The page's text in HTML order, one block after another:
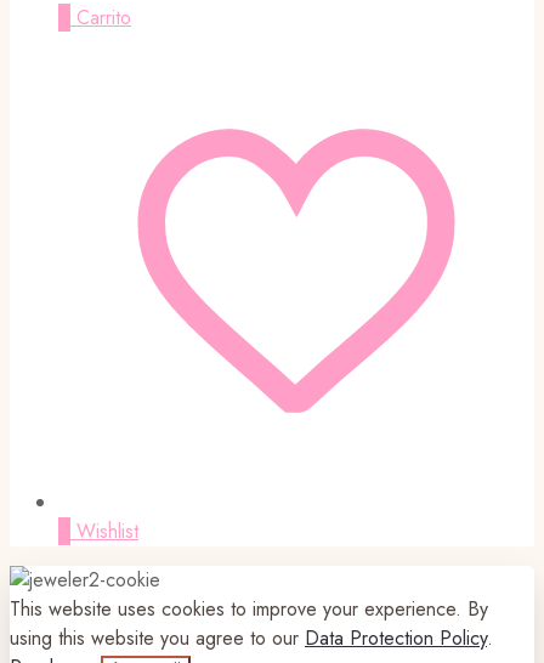
Carrito
Wishlist
This website uses cookies to improve your experience. By
using this website you agree to our Data Protection Policy.